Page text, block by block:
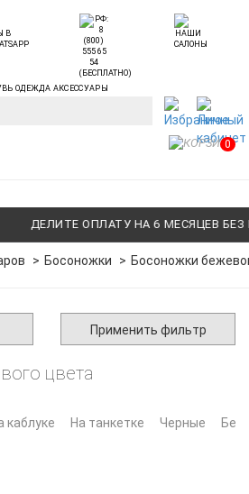
ДЕЛИТЕ ОПЛАТУ НА 6 МЕСЯЦЕВ БЕЗ
ОДЕЖДА АКСЕССУАРЫ
0
Босоножки Босоножки
Применить фильтр
каблуке На танкетке Черные
цвета